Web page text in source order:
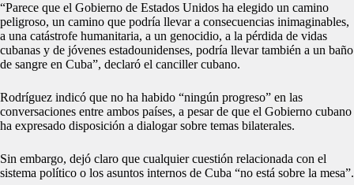
“Parece que el Gobierno de Estados Unidos ha elegido un camino
peligroso, un camino que podría llevar a consecuencias inimaginables,
a una catástrofe humanitaria, a un genocidio, a la pérdida de vidas
cubanas y de jóvenes estadounidenses, podría llevar también a un baño
de sangre en Cuba”, declaró el canciller cubano.
Rodríguez indicó que no ha habido “ningún progreso” en las
conversaciones entre ambos países, a pesar de que el Gobierno cubano
ha expresado disposición a dialogar sobre temas bilaterales.
Sin embargo, dejó claro que cualquier cuestión relacionada con el
sistema político o los asuntos internos de Cuba “no está sobre la mesa”.